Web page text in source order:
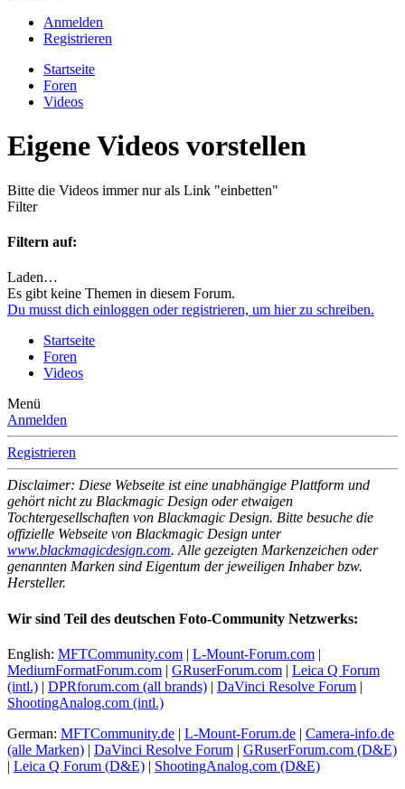
Anmelden
Registrieren
Startseite
Foren
Videos
Eigene Videos vorstellen
Bitte die Videos immer nur als Link "einbetten"
Filter
Filtern auf:
Laden…
Es gibt keine Themen in diesem Forum.
Du musst dich einloggen oder registrieren, um hier zu schreiben.
Startseite
Foren
Videos
Menü
Anmelden
Registrieren
Disclaimer: Diese Webseite ist eine unabhängige Plattform und
gehört nicht zu Blackmagic Design oder etwaigen
Tochtergesellschaften von Blackmagic Design. Bitte besuche die
offizielle Webseite von Blackmagic Design unter
www.blackmagicdesign.com. Alle gezeigten Markenzeichen oder
genannten Marken sind Eigentum der jeweiligen Inhaber bzw.
Hersteller.
Wir sind Teil des deutschen Foto-Community Netzwerks:
English: MFTCommunity.com | L-Mount-Forum.com |
MediumFormatForum.com | GRuserForum.com | Leica Q Forum
(intl.) | DPRforum.com (all brands) | DaVinci Resolve Forum |
ShootingAnalog.com (intl.)
German: MFTCommunity.de | L-Mount-Forum.de | Camera-info.de
(alle Marken) | DaVinci Resolve Forum | GRuserForum.com (D&E)
| Leica Q Forum (D&E) | ShootingAnalog.com (D&E)